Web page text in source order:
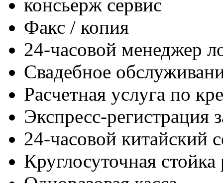
консьерж сервис
Факс / копия
24-часовой менеджер
Свадебное
Расчетная услуга по
Экспресс-регистрация
24-часовой китайский
Круглосуточная стойка